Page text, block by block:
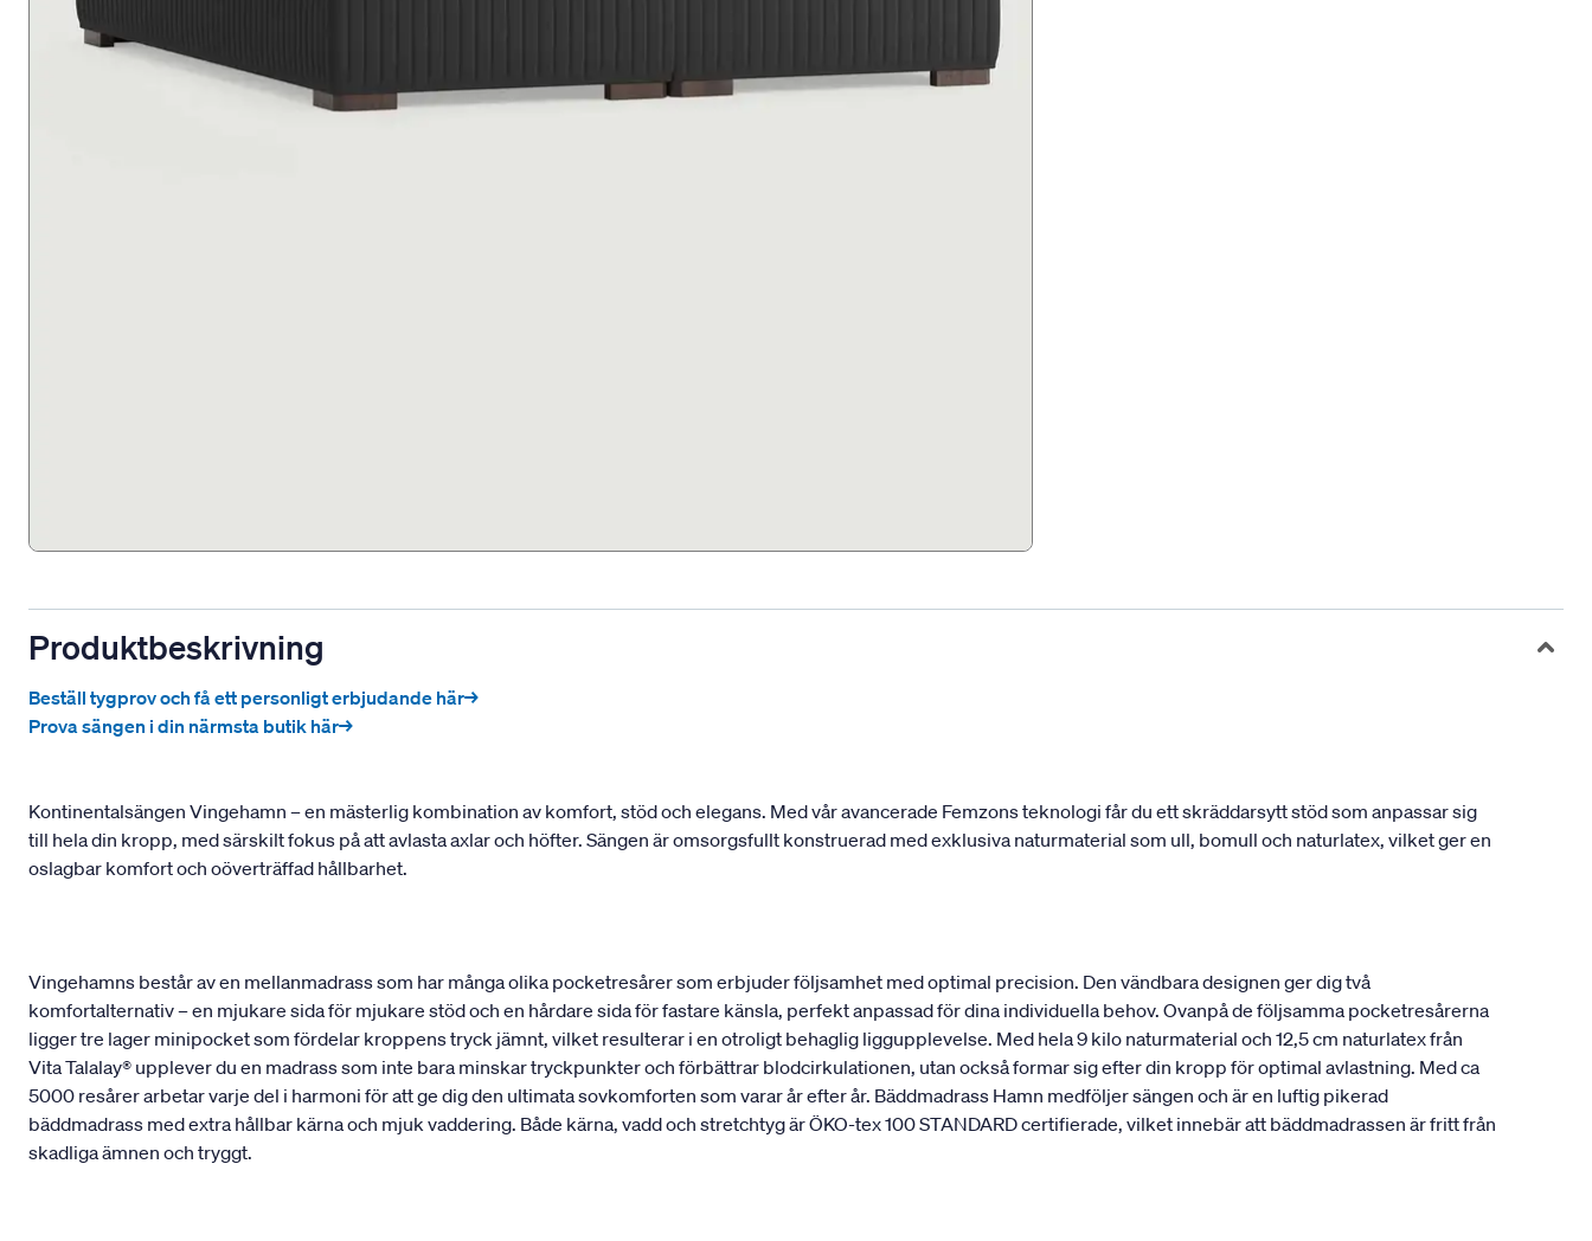
Produktbeskrivning
Beställ tygprov och få ett personligt erbjudande här→
Prova sängen i din närmsta butik här→
Kontinentalsängen Vingehamn – en mästerlig kombination av komfort, stöd och elegans. Med vår avancerade Femzons teknologi får du ett skräddarsytt stöd som anpassar sig
till hela din kropp, med särskilt fokus på att avlasta axlar och höfter. Sängen är omsorgsfullt konstruerad med exklusiva naturmaterial som ull, bomull och naturlatex, vilket ger en
oslagbar komfort och oöverträffad hållbarhet.
Vingehamns består av en mellanmadrass som har många olika pocketresårer som erbjuder följsamhet med optimal precision. Den vändbara designen ger dig två
komfortalternativ – en mjukare sida för mjukare stöd och en hårdare sida för fastare känsla, perfekt anpassad för dina individuella behov. Ovanpå de följsamma pocketresårerna
ligger tre lager minipocket som fördelar kroppens tryck jämnt, vilket resulterar i en otroligt behaglig liggupplevelse. Med hela 9 kilo naturmaterial och 12,5 cm naturlatex från
Vita Talalay® upplever du en madrass som inte bara minskar tryckpunkter och förbättrar blodcirkulationen, utan också formar sig efter din kropp för optimal avlastning. Med ca
5000 resårer arbetar varje del i harmoni för att ge dig den ultimata sovkomforten som varar år efter år. Bäddmadrass Hamn medföljer sängen och är en luftig pikerad
bäddmadrass med extra hållbar kärna och mjuk vaddering. Både kärna, vadd och stretchtyg är ÖKO-tex 100 STANDARD certifierade, vilket innebär att bäddmadrassen är fritt från
skadliga ämnen och tryggt.